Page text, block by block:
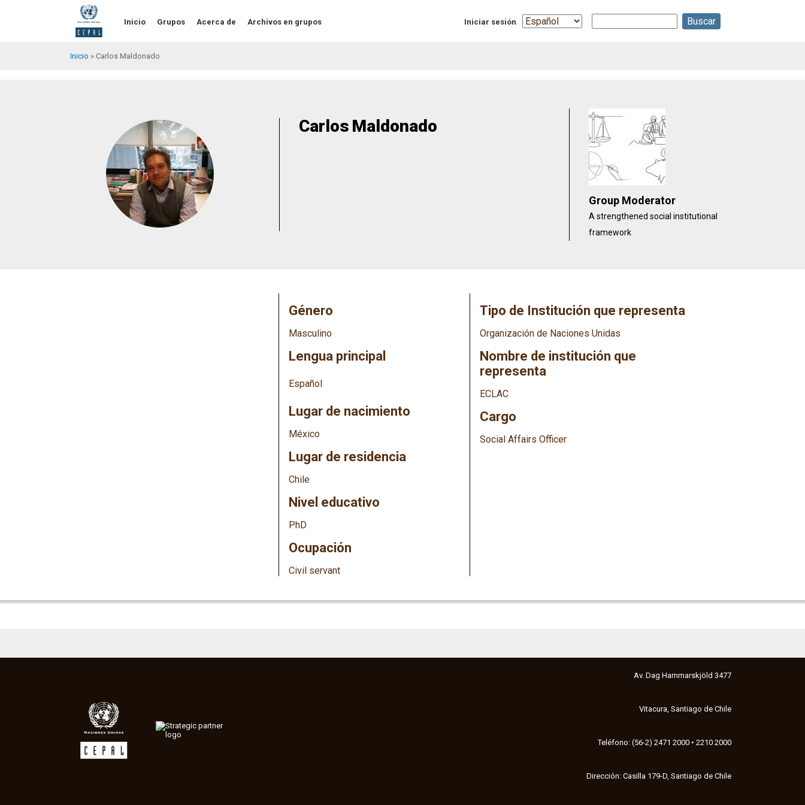
Inicio Grupos Acerca de Archivos en grupos Iniciar sesión
Select
your
navegación
Inicio Carlos Maldonado
Carlos Maldonado
Group Moderator
A strengthened social institutional
framework
Género
Masculino
Lengua principal
Español
Lugar de nacimiento
México
Lugar de residencia
Chile
Nivel educativo
PhD
Ocupación
Civil servant
Tipo de Institución que representa
Organización de Naciones Unidas
Nombre de institución que
representa
ECLAC
Cargo
Social Affairs Officer
Av. Dag Hammarskjöld 3477
Vitacura, Santiago de Chile
Teléfono: (56-2) 2471 2000 • 2210 2000
Dirección: Casilla 179-D, Santiago de Chile